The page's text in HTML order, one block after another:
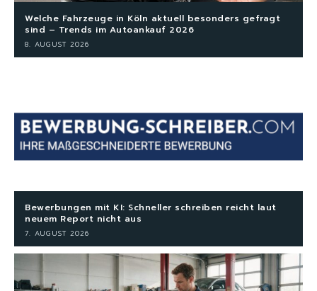
Welche Fahrzeuge in Köln aktuell besonders gefragt
sind – Trends im Autoankauf 2026
8. AUGUST 2026
Bewerbungen mit KI: Schneller schreiben reicht laut
neuem Report nicht aus
7. AUGUST 2026